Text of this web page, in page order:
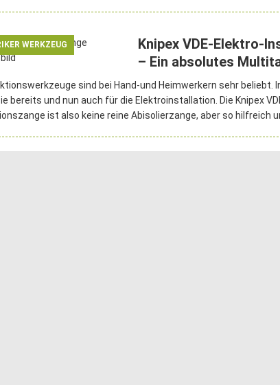
WERKZEUG
Knipex VDE-Elektro-
– Ein absolutes
sind bei Hand-und Heimwerkern sehr beliebt.
bereits und nun auch für die Elektroinstallation. Die Knipex
ist also keine reine Abisolierzange, aber so hilfreich